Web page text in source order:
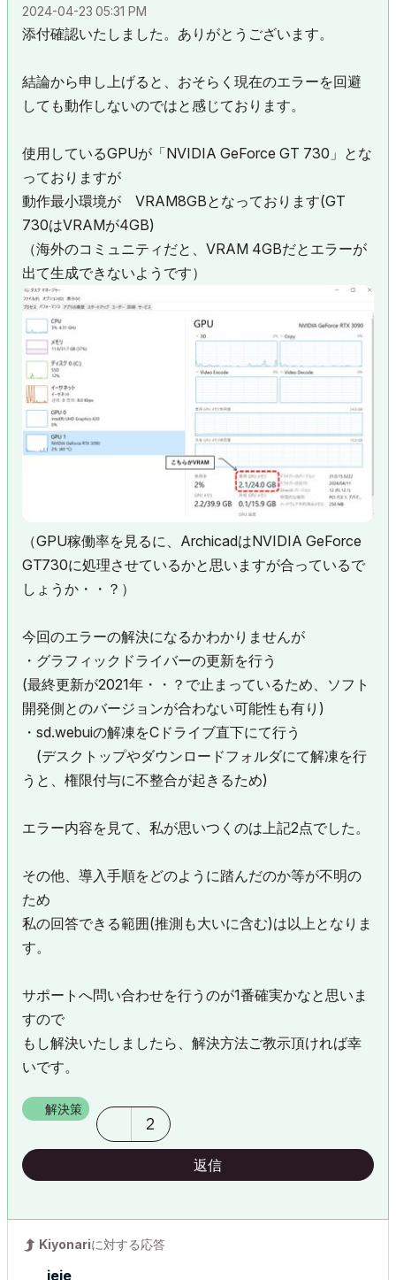
‎2024-04-23 05:31 PM
添付確認いたしました。ありがとうございます。
結論から申し上げると、おそらく現在のエラーを回避
しても動作しないのではと感じております。
使用しているGPUが「NVIDIA GeForce GT 730 」とな
っておりますが
動作最小環境が VRAM8GBとなっております(GT
730はVRAMが4GB)
（海外のコミュニティだと、VRAM 4GBだとエラーが
出て生成できないようです）
（GPU稼働率を見るに、ArchicadはNVIDIA GeForce
GT730に処理させているかと思いますが合っているで
しょうか・・？）
今回のエラーの解決になるかわかりませんが
・グラフィックドライバーの更新を行う
(最終更新が2021年・・？で止まっているため、ソフト
開発側とのバージョンが合わない可能性も有り)
・ sd.webuiの解凍をCドライブ直下にて行う
(デスクトップやダウンロードフォルダにて解凍を行
うと、権限付与に不整合が起きるため)
エラー内容を見て、私が思いつくのは上記2点でした。
その他、導入手順をどのように踏んだのか等が不明の
ため
私の回答できる範囲(推測も大いに含む)は以上となりま
す。
サポートへ問い合わせを行うのが1番確実かなと思いま
すので
もし解決いたしましたら、解決方法ご教示頂ければ幸
いです。
解決策
2
返信
Kiyonariに対する応答
jeje